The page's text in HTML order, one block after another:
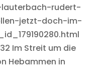
rudert-
jetzt-doch-im-
Im Streit um die
Hebammen in